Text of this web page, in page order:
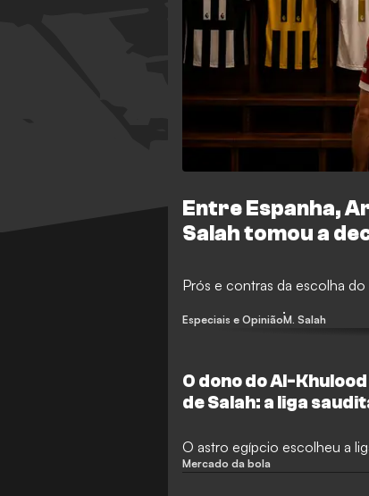
Entre Espanha,
Salah tomou a
Prós e contras da escolha
Especiais e OpiniãoM. Salah
O dono do Al-
de Salah: a liga
O astro egípcio escolheu a
Mercado da bola